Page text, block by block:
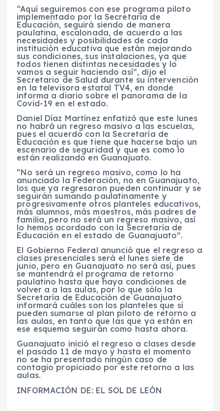
“Aquí seguiremos con ese programa piloto
implementado por la Secretaría de
Educación, seguirá siendo de manera
paulatina, escalonada, de acuerdo a las
necesidades y posibilidades de cada
institución educativa que están mejorando
sus condiciones, sus instalaciones, ya que
todos tienen distintas necesidades y lo
vamos a seguir haciendo así”, dijo el
Secretario de Salud durante su intervención
en la televisora estatal TV4, en donde
informa a diario sobre el panorama de la
Covid-19 en el estado.
Daniel Díaz Martínez enfatizó que este lunes
no habrá un regreso masivo a las escuelas,
pues el acuerdo con la Secretaría de
Educación es que tiene que hacerse bajo un
escenario de seguridad y que es como lo
están realizando en Guanajuato.
“No será un regreso masivo, como lo ha
anunciado la Federación, no en Guanajuato,
los que ya regresaron pueden continuar y se
seguirán sumando paulatinamente y
progresivamente otros planteles educativos,
más alumnos, más maestros, más padres de
familia, pero no será un regreso masivo, así
lo hemos acordado con la Secretaría de
Educación en el estado de Guanajuato”.
El Gobierno Federal anunció que el regreso a
clases presenciales será el lunes siete de
junio, pero en Guanajuato no será así, pues
se mantendrá el programa de retorno
paulatino hasta que haya condiciones de
volver a a las aulas, por lo que sólo la
Secretaría de Educación de Guanajuato
informará cuáles son los planteles que sí
pueden sumarse al plan piloto de retorno a
las aulas, en tanto que las que ya están en
ese esquema seguirán como hasta ahora.
Guanajuato inició el regreso a clases desde
el pasado 11 de mayo y hasta el momento
no se ha presentado ningún caso de
contagio propiciado por este retorno a las
aulas.
INFORMACIÓN DE: EL SOL DE LEÓN